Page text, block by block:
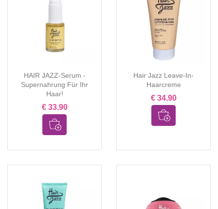
HAIR JAZZ-Serum -
Supernahrung Für Ihr
Haar!
€ 33,90
Hair Jazz Leave-In-
Haarcreme
€ 34,90